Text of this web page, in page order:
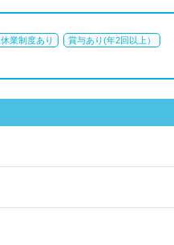
業制度あり 賞与あり(年2回以上）